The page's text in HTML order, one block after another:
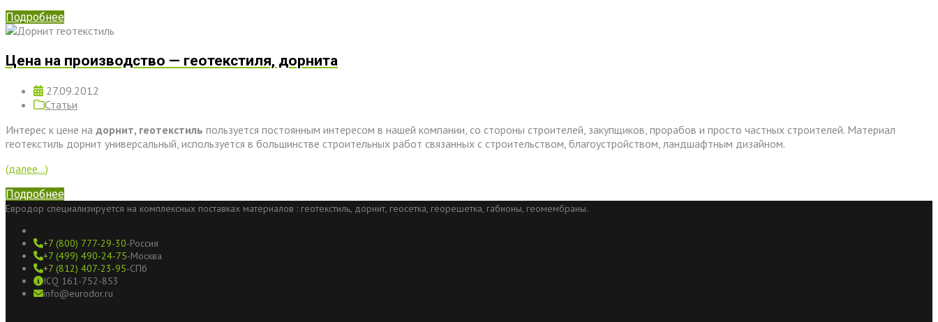
Подробнее
Цена на производство — геотекстиля, дорнита
27.09.2012
Статьи
Интерес к цене на дорнит, геотекстиль пользуется постоянным интересом в нашей компании, со стороны строителей, закупщиков, прорабов и просто частных строителей. Материал
геотекстиль дорнит универсальный, используется в большинстве строительных работ связанных с строительством, благоустройством, ландшафтным дизайном.
(далее…)
Подробнее
Евродор специализируется на комплексных поставках материалов : геотекстиль, дорнит, геосетка, георешетка, габионы, геомембраны.
+7 (800) 777-29-30-Россия
+7 (499) 490-24-75-Москва
+7 (812) 407-23-95-СПб
ICQ 161-752-853
info@eurodor.ru